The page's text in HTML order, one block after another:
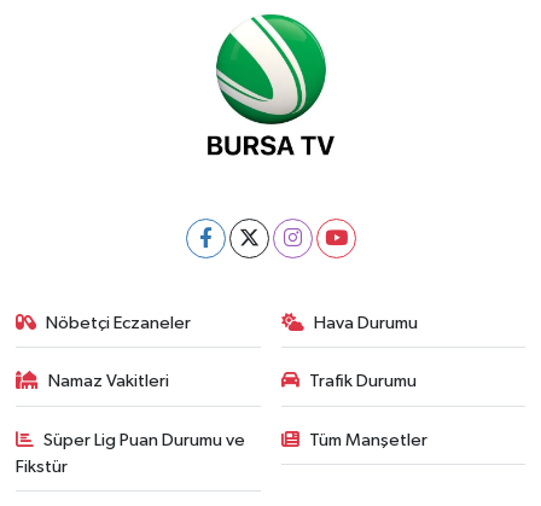
Nöbetçi Eczaneler Hava Durumu
Namaz Vakitleri Trafik Durumu
Süper Lig Puan Durumu ve
Fikstür
Tüm Manşetler